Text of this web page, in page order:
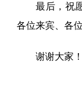
最后，祝
各位来宾、各
谢谢大家！